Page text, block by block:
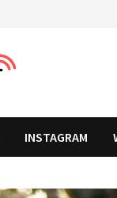
INSTAGRAM